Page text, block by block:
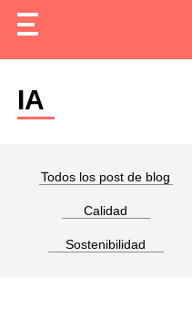
IA
Todos los post de blog
Calidad
Sostenibilidad